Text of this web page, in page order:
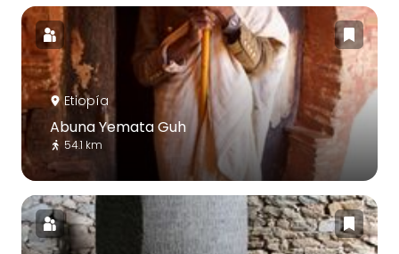
Etiopía
Abuna Yemata Guh
54.1 km